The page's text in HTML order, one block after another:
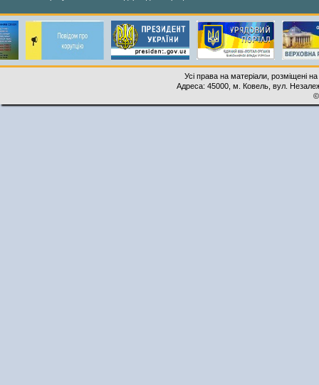
Усі права на матеріали, розміщені
Адреса: 45000, м. Ковель, вул.